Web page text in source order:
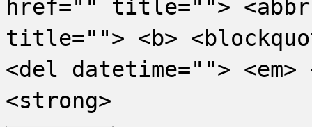
href="" title="">
title=""> <b>
<del datetime="">
<strong>